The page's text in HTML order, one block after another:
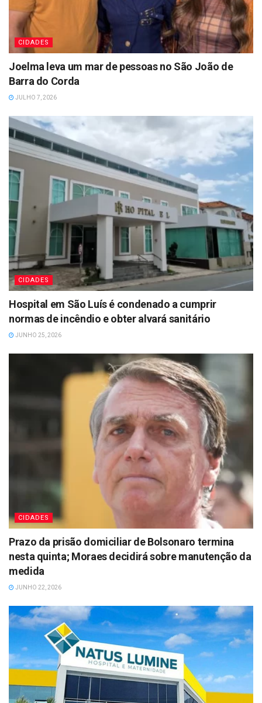
CIDADES
Joelma leva um mar de pessoas no São João de
Barra do Corda
JULHO 7, 2026
CIDADES
Hospital em São Luís é condenado a cumprir
normas de incêndio e obter alvará sanitário
JUNHO 25, 2026
CIDADES
Prazo da prisão domiciliar de Bolsonaro termina
nesta quinta; Moraes decidirá sobre manutenção da
medida
JUNHO 22, 2026